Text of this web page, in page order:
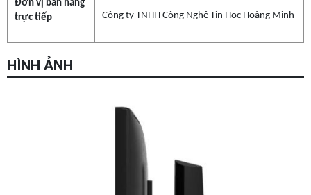
Đơn vị bán hàng
trực tiếp
Công ty TNHH Công Nghệ Tin Học Hoàng Minh
HÌNH ẢNH